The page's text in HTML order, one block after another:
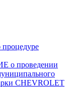
проведении
CHEVROLET